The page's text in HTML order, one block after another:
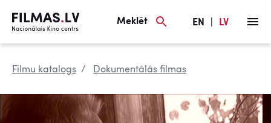
Meklēt EN LV
Filmu katalogs Dokumentālās filmas